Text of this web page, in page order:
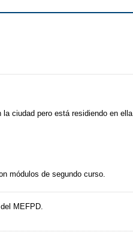
ciudad pero está residiendo en ella.
módulos de segundo curso.
MEFPD.